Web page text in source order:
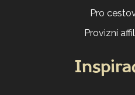
Pro
Provizní